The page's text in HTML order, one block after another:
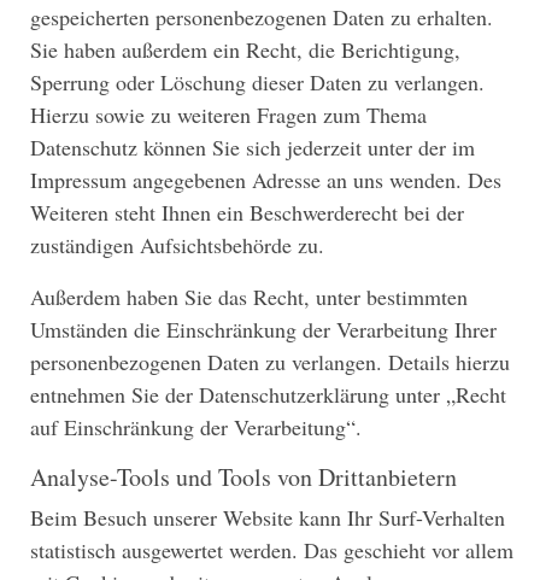
gespeicherten personenbezogenen Daten zu erhalten.
Sie haben außerdem ein Recht, die Berichtigung,
Sperrung oder Löschung dieser Daten zu verlangen.
Hierzu sowie zu weiteren Fragen zum Thema
Datenschutz können Sie sich jederzeit unter der im
Impressum angegebenen Adresse an uns wenden. Des
Weiteren steht Ihnen ein Beschwerderecht bei der
zuständigen Aufsichtsbehörde zu.
Außerdem haben Sie das Recht, unter bestimmten
Umständen die Einschränkung der Verarbeitung Ihrer
personenbezogenen Daten zu verlangen. Details hierzu
entnehmen Sie der Datenschutzerklärung unter „Recht
auf Einschränkung der Verarbeitung“.
Analyse-Tools und Tools von Drittanbietern
Beim Besuch unserer Website kann Ihr Surf-Verhalten
statistisch ausgewertet werden. Das geschieht vor allem